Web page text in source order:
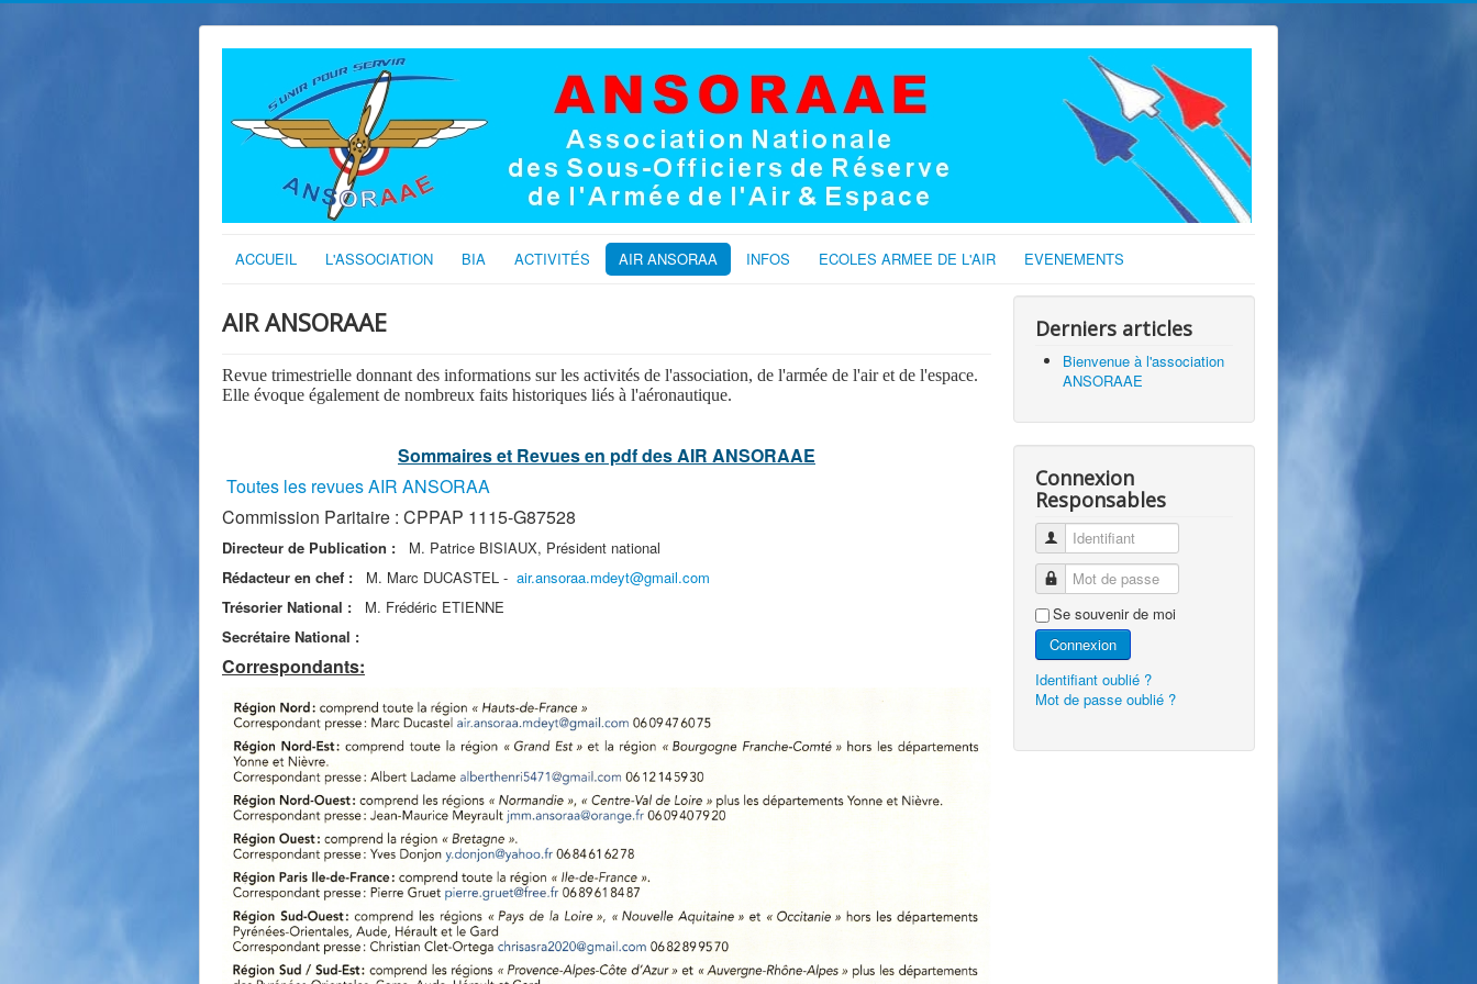
ACCUEIL L'ASSOCIATION BIA ACTIVITÉS AIR ANSORAA INFOS ECOLES ARMEE DE L'AIR EVENEMENTS
AIR ANSORAAE
Revue trimestrielle donnant des informations sur les activités de l'association, de l'armée de l'air et de l'espace.
Elle évoque également de nombreux faits historiques liés à l'aéronautique.
Sommaires et Revues en pdf des AIR ANSORAAE
Toutes les revues AIR ANSORAA
Commission Paritaire : CPPAP 1115-G87528
Directeur de Publication : M. Patrice BISIAUX, Président national
Rédacteur en chef : M. Marc DUCASTEL - air.ansoraa.mdeyt@gmail.com
Trésorier National : M. Frédéric ETIENNE
Secrétaire National :
Correspondants:
Derniers articles
Bienvenue à l'association
ANSORAAE
Connexion
Responsables
Identifiant
Mot de passe
Se souvenir de moi
Connexion
Identifiant oublié ?
Mot de passe oublié ?